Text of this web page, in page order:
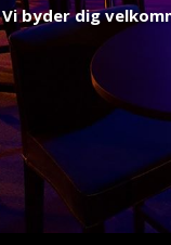
Vi byder dig